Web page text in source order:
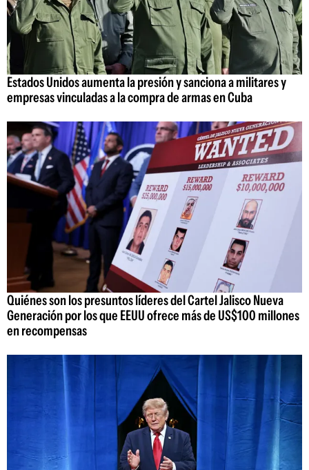
Estados Unidos aumenta la presión y sanciona a militares y
empresas vinculadas a la compra de armas en Cuba
Quiénes son los presuntos líderes del Cartel Jalisco Nueva
Generación por los que EEUU ofrece más de US$100 millones
en recompensas